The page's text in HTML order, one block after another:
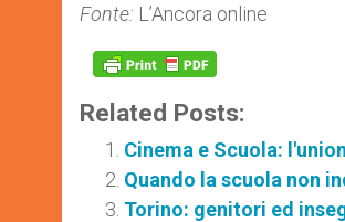
Fonte: L’Ancora online
Related Posts:
Cinema e Scuola:
Quando la scuola non
Torino: genitori ed